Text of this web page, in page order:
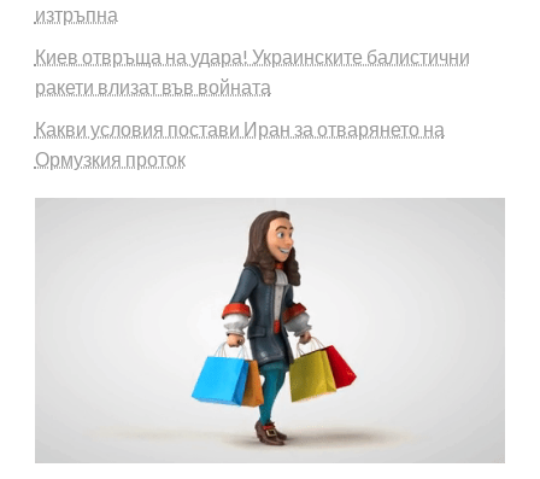
изтръпна
Киев отвръща на удара! Украинските балистични
ракети влизат във войната
Какви условия постави Иран за отварянето на
Ормузкия проток